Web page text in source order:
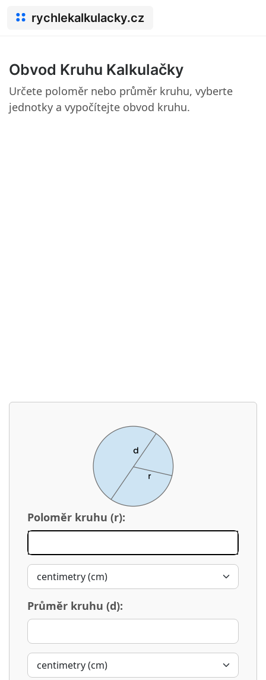
rychlekalkulacky.cz
Obvod Kruhu Kalkulačky
Určete poloměr nebo průměr kruhu, vyberte
jednotky a vypočítejte obvod kruhu.
Poloměr kruhu (r):
Průměr kruhu (d):